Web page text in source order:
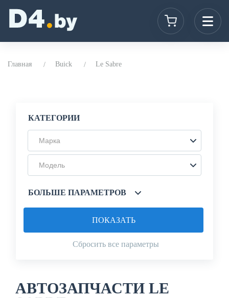
Главная Buick Le Sabre
КАТЕГОРИИ
Марка
Модель
БОЛЬШЕ ПАРАМЕТРОВ
Сбросить все параметры
ПОКАЗАТЬ
АВТОЗАПЧАСТИ LE